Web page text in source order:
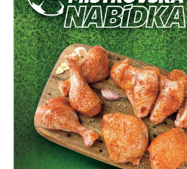
Vyberte obchody, jejichž letáky
mailu.
Hlavní hypermarkety a
Albert
CBA
FLOP